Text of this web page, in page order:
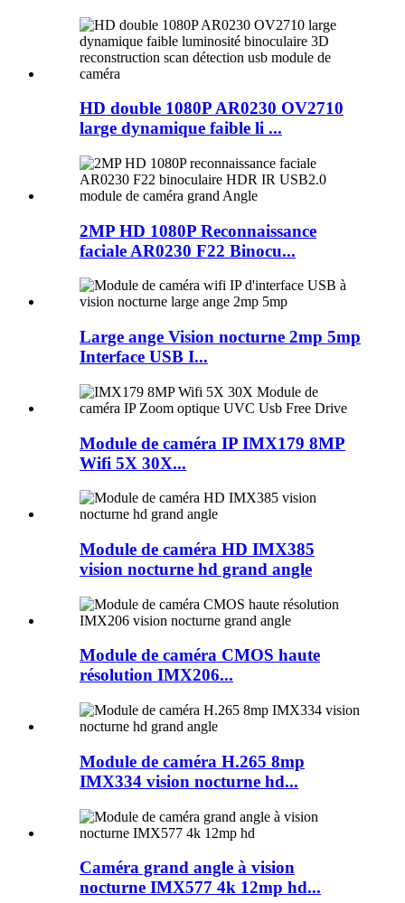
HD double 1080P AR0230 OV2710
large dynamique faible li ...
2MP HD 1080P Reconnaissance
faciale AR0230 F22 Binocu...
Large ange Vision nocturne 2mp 5mp
Interface USB I...
Module de caméra IP IMX179 8MP
Wifi 5X 30X...
Module de caméra HD IMX385
vision nocturne hd grand angle
Module de caméra CMOS haute
résolution IMX206...
Module de caméra H.265 8mp
IMX334 vision nocturne hd...
Caméra grand angle à vision
nocturne IMX577 4k 12mp hd...